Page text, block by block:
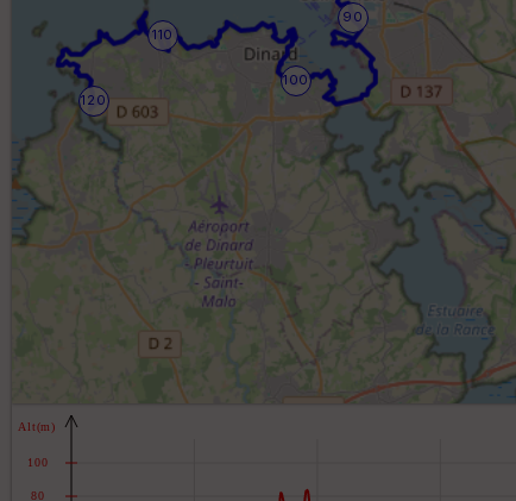
90
100
110
120